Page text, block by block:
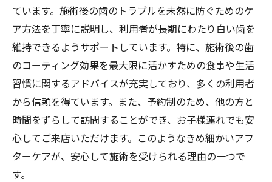
ています。施術後の歯のトラブルを未然に防ぐためのケ
ア方法を丁寧に説明し、利用者が長期にわたり白い歯を
維持できるようサポートしています。特に、施術後の歯
のコーティング効果を最大限に活かすための食事や生活
習慣に関するアドバイスが充実しており、多くの利用者
から信頼を得ています。また、予約制のため、他の方と
時間をずらして訪問することができ、お子様連れでも安
心してご来店いただけます。このようなきめ細かいアフ
ターケアが、安心して施術を受けられる理由の一つで
す。